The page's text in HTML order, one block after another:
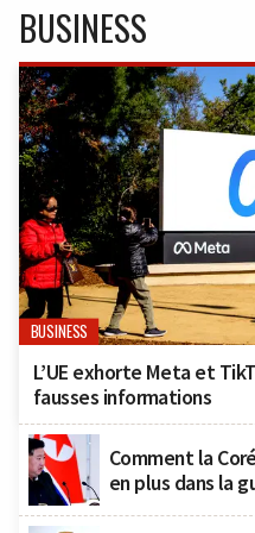
BUSINESS
BUSINESS
L’UE exhorte Meta et
fausses informations
Comment la
en plus dans la